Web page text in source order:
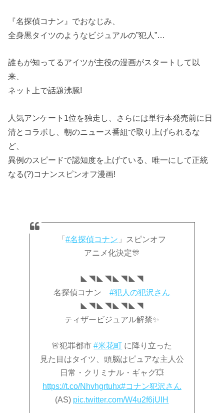
『名探偵コナン』でおなじみ、
全身黒タイツのようなビジュアルの”犯人”…
誰もが知ってるアイツが主役の漫画がスタートして以
来、
ネット上で話題沸騰!
人気アンケート1位を独走し、さらには単行本発売前に日
清とコラボし、朝のニュース番組で取り上げられるな
ど、
異例のスピードで認知度を上げている、唯一にして正統
なる(?)コナンスピンオフ漫画!
「#名探偵コナン 」スピンオフ
アニメ化決定🎊
◣◥◣◥◣◥◣◥
名探偵コナン#犯人の犯沢さん
◣◥◣◥◣◥◣◥
ティザービジュアル解禁✨
🚨犯罪都市#米花町 に降り立った
見た目はタイツ、頭脳はピュアな主人公
日常・クリミナル・ギャグ💥
https://t.co/Nhvhgrtuhx#コナン犯沢さん
(AS) pic.twitter.com/W4u2f6jUIH